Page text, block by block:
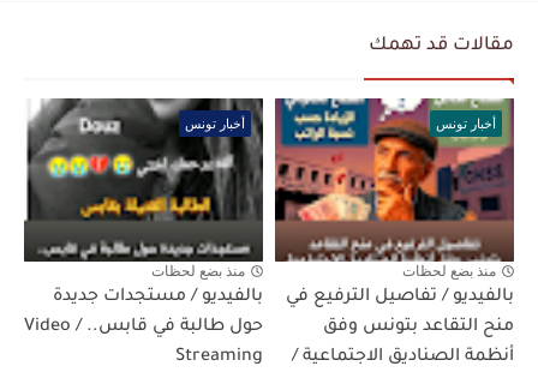
مقالات قد تهمك
أخبار تونس
منذ بضع لحظات
بالفيديو / تفاصيل الترفيع في
منح التقاعد بتونس وفق
أنظمة الصناديق الاجتماعية /
أخبار تونس
منذ بضع لحظات
بالفيديو / مستجدات جديدة
حول طالبة في قابس.. / Video
Streaming